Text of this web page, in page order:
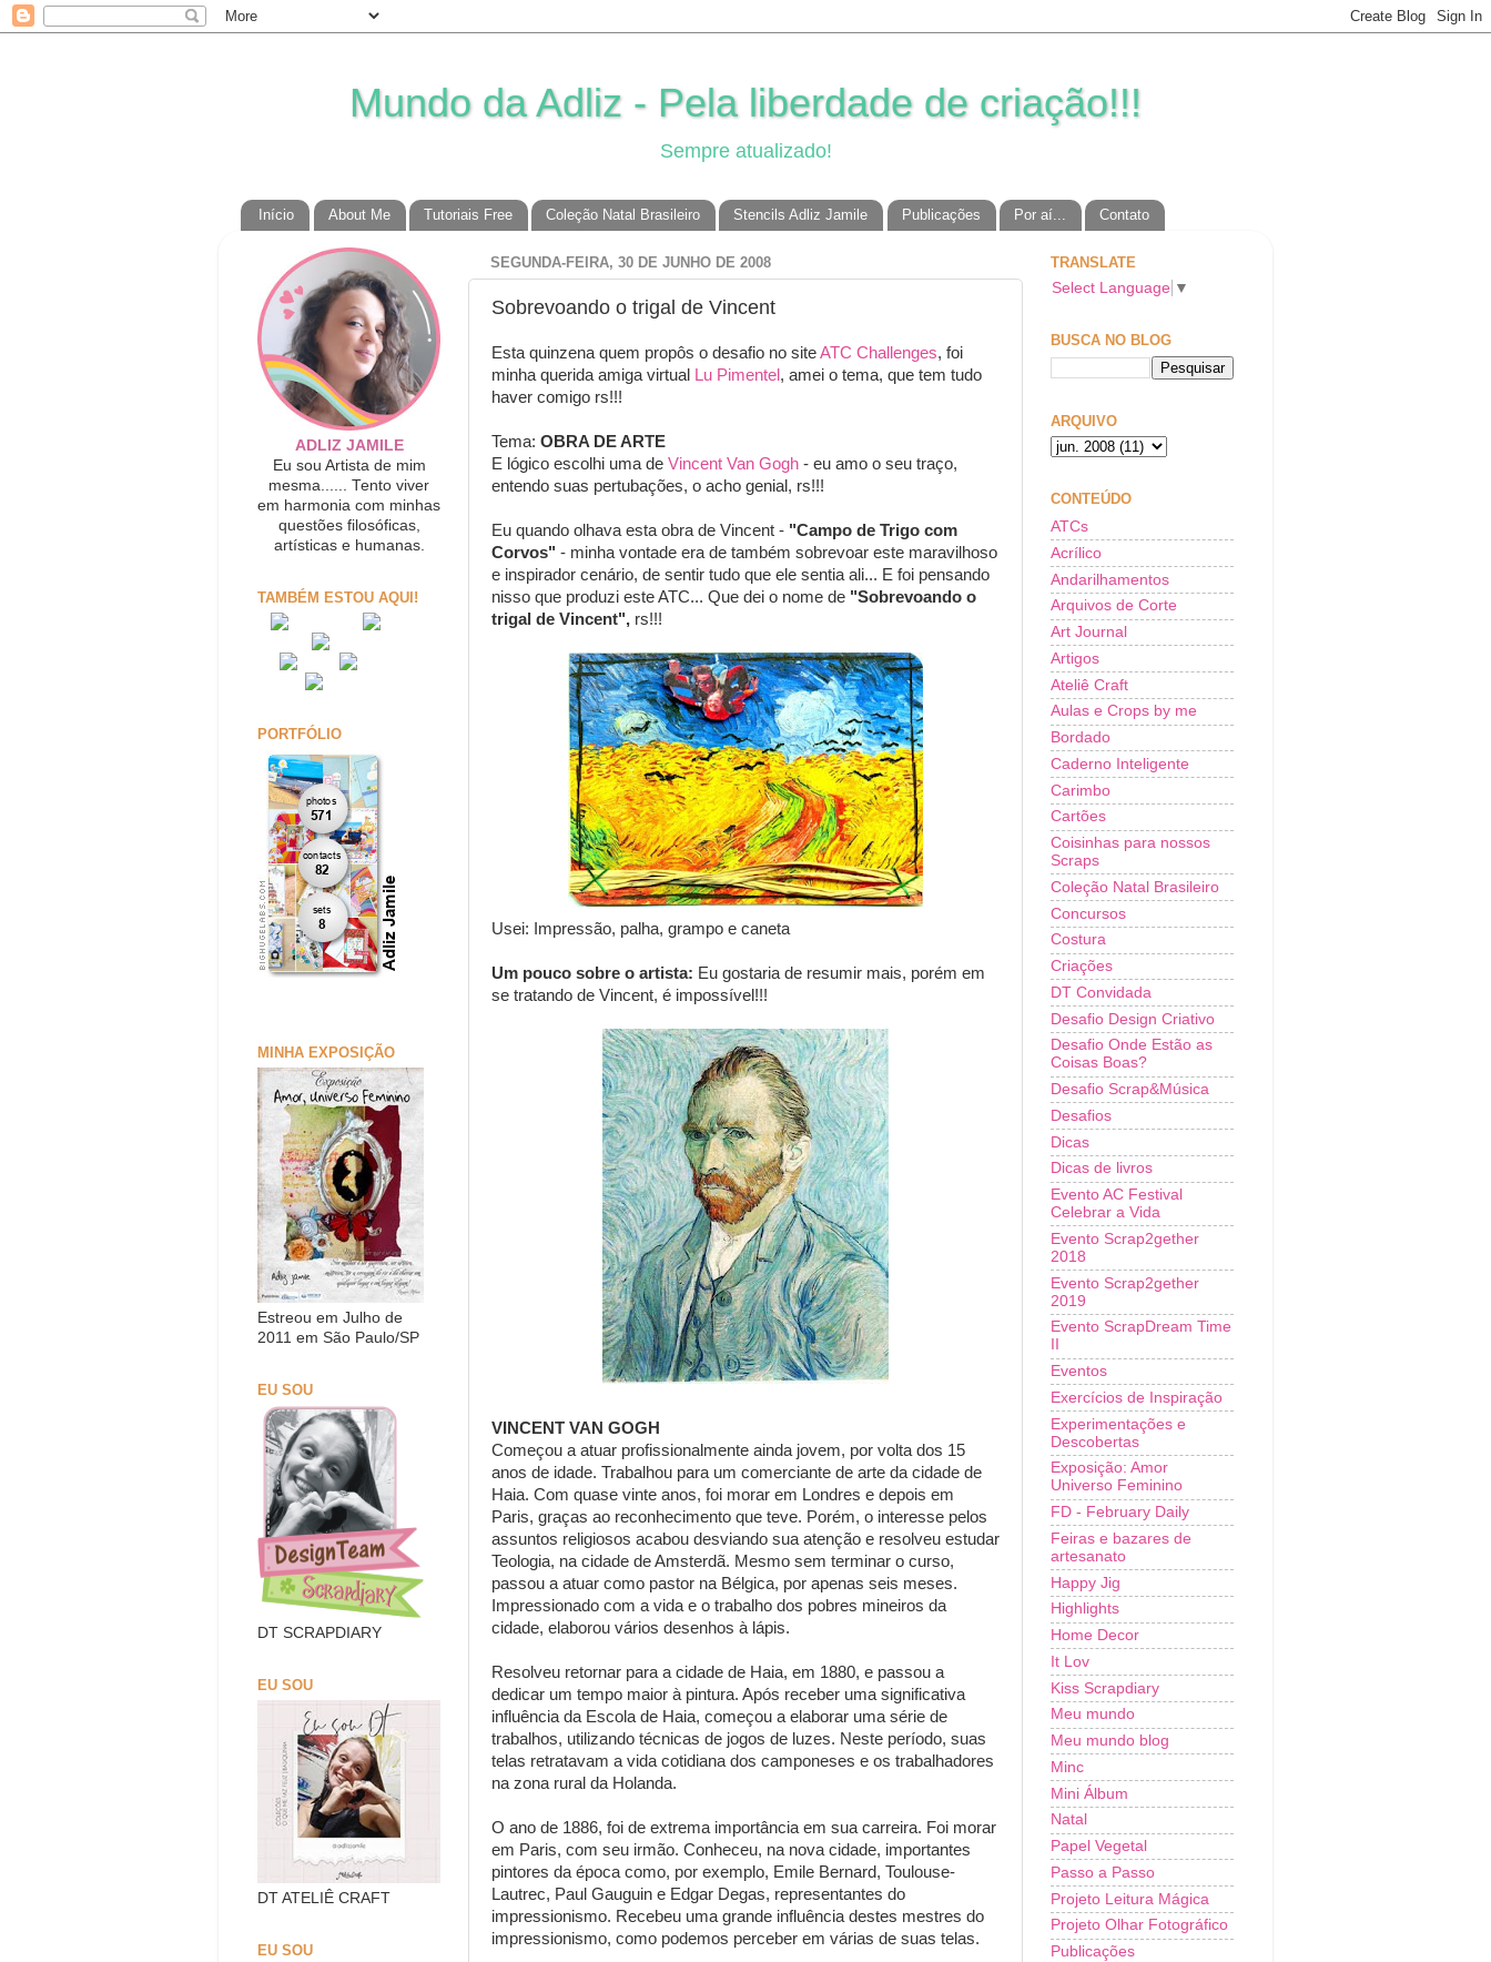
Mundo da Adliz - Pela liberdade de criação!!!
Sempre atualizado!
Início About Me Tutoriais Free Coleção Natal Brasileiro Stencils Adliz Jamile Publicações Por aí... Contato
SEGUNDA-FEIRA, 30 DE JUNHO DE 2008
Sobrevoando o trigal de Vincent
Esta quinzena quem propôs o desafio no siteATC Challenges, foi
minha querida amiga virtual
Lu Pimentel , amei o tema, que tem tudo
haver comigo rs!!!
Tema: OBRA DE ARTE
E lógico escolhi uma de Vincent Van Gogh - eu amo o seu traço,
entendo suas pertubações, o acho genial, rs!!!
Eu quando olhava esta obra de Vincent - "Campo de Trigo com
Corvos" - minha vontade era de também sobrevoar este maravilhoso
e inspirador cenário, de sentir tudo que ele sentia ali... E foi pensando
nisso que produzi este ATC... Que dei o nome de "Sobrevoando o
trigal de Vincent", rs!!!
Usei: Impressão, palha, grampo e caneta
Um pouco sobre o artista: Eu gostaria de resumir mais, porém em
se tratando de Vincent, é impossível!!!
VINCENT VAN GOGH
Começou a atuar profissionalmente ainda jovem, por volta dos 15
anos de idade. Trabalhou para um comerciante de arte da cidade de
Haia. Com quase vinte anos, foi morar em Londres e depois em
Paris, graças ao reconhecimento que teve. Porém, o interesse pelos
assuntos religiosos acabou desviando sua atenção e resolveu estudar
Teologia, na cidade de Amsterdã. Mesmo sem terminar o curso,
passou a atuar como pastor na Bélgica, por apenas seis meses.
Impressionado com a vida e o trabalho dos pobres mineiros da
cidade, elaborou vários desenhos à lápis.
Resolveu retornar para a cidade de Haia, em 1880, e passou a
dedicar um tempo maior à pintura. Após receber uma significativa
influência da Escola de Haia, começou a elaborar uma série de
trabalhos, utilizando técnicas de jogos de luzes. Neste período, suas
telas retratavam a vida cotidiana dos camponeses e os trabalhadores
na zona rural da Holanda.
O ano de 1886, foi de extrema importância em sua carreira. Foi morar
em Paris, com seu irmão. Conheceu, na nova cidade, importantes
pintores da época como, por exemplo, Emile Bernard, Toulouse-
Lautrec, Paul Gauguin e Edgar Degas, representantes do
impressionismo. Recebeu uma grande influência destes mestres do
impressionismo, como podemos perceber em várias de suas telas.
ADLIZ JAMILE
Eu sou Artista de mim
mesma...... Tento viver
em harmonia com minhas
questões filosóficas,
artísticas e humanas.
TAMBÉM ESTOU AQUI!
PORTFÓLIO
MINHA EXPOSIÇÃO
Estreou em Julho de
2011 em São Paulo/SP
EU SOU
DT SCRAPDIARY
EU SOU
DT ATELIÊ CRAFT
EU SOU
TRANSLATE
Select Language ▼
BUSCA NO BLOG
ARQUIVO
CONTEÚDO
ATCs
Acrílico
Andarilhamentos
Arquivos de Corte
Art Journal
Artigos
Ateliê Craft
Aulas e Crops by me
Bordado
Caderno Inteligente
Carimbo
Cartões
Coisinhas para nossos
Scraps
Coleção Natal Brasileiro
Concursos
Costura
Criações
DT Convidada
Desafio Design Criativo
Desafio Onde Estão as
Coisas Boas?
Desafio Scrap&Música
Desafios
Dicas
Dicas de livros
Evento AC Festival
Celebrar a Vida
Evento Scrap2gether
2018
Evento Scrap2gether
2019
Evento ScrapDream Time
Eventos
Exercícios de Inspiração
Experimentações e
Descobertas
Exposição: Amor
Universo Feminino
FD - February Daily
Feiras e bazares de
artesanato
Happy Jig
Highlights
Home Decor
It Lov
Kiss Scrapdiary
Meu mundo
Meu mundo blog
Minc
Mini Álbum
Natal
Papel Vegetal
Passo a Passo
Projeto Leitura Mágica
Projeto Olhar Fotográfico
Publicações